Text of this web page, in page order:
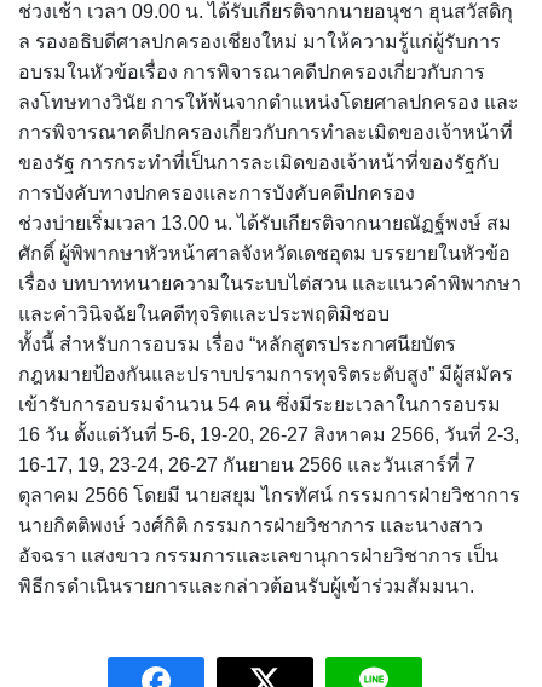
ช่วงเช้า เวลา 09.00 น. ได้รับเกียรติจากนายอนุชา ฮุนสวัสดิกุ
ล รองอธิบดีศาลปกครองเชียงใหม่ มาให้ความรู้แก่ผู้รับการ
อบรมในหัวข้อเรื่อง การพิจารณาคดีปกครองเกี่ยวกับการ
ลงโทษทางวินัย การให้พ้นจากตำแหน่งโดยศาลปกครอง และ
การพิจารณาคดีปกครองเกี่ยวกับการทำละเมิดของเจ้าหน้าที่
ของรัฐ การกระทำที่เป็นการละเมิดของเจ้าหน้าที่ของรัฐกับ
การบังคับทางปกครองและการบังคับคดีปกครอง
ช่วงบ่ายเริ่มเวลา 13.00 น. ได้รับเกียรติจากนายณัฏฐ์พงษ์ สม
ศักดิ์ ผู้พิพากษาหัวหน้าศาลจังหวัดเดชอุดม บรรยายในหัวข้อ
เรื่อง บทบาททนายความในระบบไต่สวน และแนวคำพิพากษา
และคำวินิจฉัยในคดีทุจริตและประพฤติมิชอบ
ทั้งนี้ สำหรับการอบรม เรื่อง “หลักสูตรประกาศนียบัตร
กฎหมายป้องกันและปราบปรามการทุจริตระดับสูง” มีผู้สมัคร
เข้ารับการอบรมจำนวน 54 คน ซึ่งมีระยะเวลาในการอบรม
16 วัน ตั้งแต่วันที่ 5-6, 19-20, 26-27 สิงหาคม 2566, วันที่ 2-3,
16-17, 19, 23-24, 26-27 กันยายน 2566 และวันเสาร์ที่ 7
ตุลาคม 2566 โดยมี นายสยุม ไกรทัศน์ กรรมการฝ่ายวิชาการ
นายกิตติพงษ์ วงศ์กิติ กรรมการฝ่ายวิชาการ และนางสาว
อัจฉรา แสงขาว กรรมการและเลขานุการฝ่ายวิชาการ เป็น
พิธีกรดำเนินรายการและกล่าวต้อนรับผู้เข้าร่วมสัมมนา.